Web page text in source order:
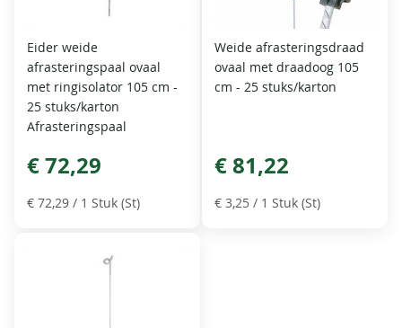
Eider weide
afrasteringspaal ovaal
met ringisolator 105 cm -
25 stuks/karton
Afrasteringspaal
€ 72,29
€ 72,29 / 1 Stuk (St)
Weide afrasteringsdraad
ovaal met draadoog 105
cm - 25 stuks/karton
€ 81,22
€ 3,25 / 1 Stuk (St)